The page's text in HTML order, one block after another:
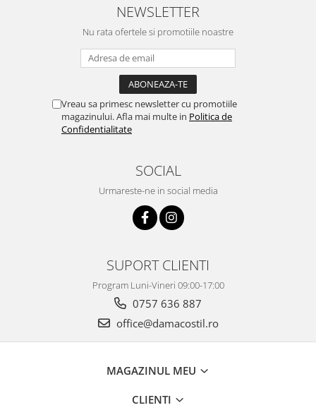
NEWSLETTER
Nu rata ofertele si promotiile noastre
Vreau sa primesc newsletter cu promotiile
magazinului. Afla mai multe in Politica de
Confidentialitate
SOCIAL
Urmareste-ne in social media
SUPORT CLIENTI
Program Luni-Vineri 09:00-17:00
0757 636 887
office@damacostil.ro
MAGAZINUL MEU
CLIENTI